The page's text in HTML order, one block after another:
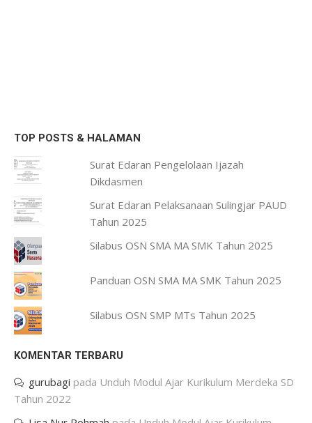
TOP POSTS & HALAMAN
Surat Edaran Pengelolaan Ijazah
Dikdasmen
Surat Edaran Pelaksanaan Sulingjar PAUD
Tahun 2025
Silabus OSN SMA MA SMK Tahun 2025
Panduan OSN SMA MA SMK Tahun 2025
Silabus OSN SMP MTs Tahun 2025
KOMENTAR TERBARU
gurubagi pada Unduh Modul Ajar Kurikulum Merdeka SD
Tahun 2022